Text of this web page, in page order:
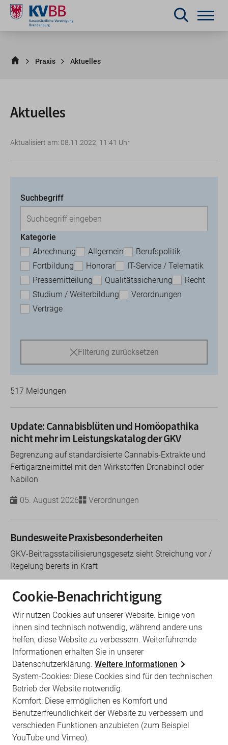
Praxis Aktuelles
Aktuelles
Aktualisiert am: 08.11.2022, 11:41 Uhr
Suchbegriff
Kategorie
Abrechnung
Allgemein
Berufspolitik
Fortbildung
Honorar
IT-Service / Telematik
Pressemitteilung
Qualitätssicherung
Recht
Studium / Weiterbildung
Verordnungen
Verträge
Filterung zurücksetzen
517 Meldungen
Update: Cannabisblüten und Homöopathika
nicht mehr im Leistungskatalog der GKV
Begrenzung auf standardisierte Cannabis-Extrakte und
Fertigarzneimittel mit den Wirkstoffen Dronabinol oder
Nabilon
05. August 2026 Verordnungen
Bundesweite Praxisbesonderheiten
GKV-Beitragsstabilisierungsgesetz sieht Streichung vor /
Regelung bereits in Kraft
WP-Unterlagen (Statistiken zur
Wirtschaftlichkeit)
Behandlungsweise
05. August 2026 Verordnungen
Donanemab kann jetzt über den EBM
abgerechnet werden
Voraussetzung für Abrechnung / Update: Anzeige zur
Cookie-Benachrichtigung
Wir nutzen Cookies auf unserer Website. Einige von
ihnen sind technisch notwendig, während andere uns
helfen, diese Website zu verbessern. Weiterführende
Informationen erhalten Sie in unserer
Datenschutzerklärung. Weitere Informationen
System-Cookies: Diese Cookies sind für den technischen
Betrieb der Website notwendig.
Komfort: Diese ermöglichen es Komfort und
Benutzerfreundlichkeit der Website zu verbessern und
verschieden Funktionen anzubieten (zum Beispiel
YouTube und Vimeo).